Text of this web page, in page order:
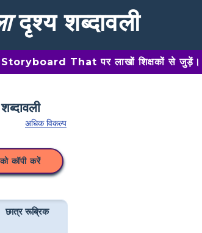
दृश्य शब्दावली
Storyboard That पर लाखों शिक्षकों से
अधिक विकल्प
को कॉपी करें
छात्र रूब्रिक